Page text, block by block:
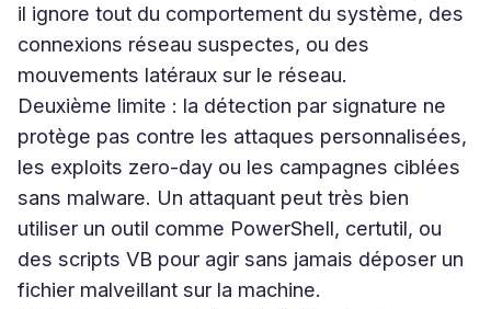
il ignore tout du comportement du système, des
connexions réseau suspectes, ou des
mouvements latéraux sur le réseau.
Deuxième limite : la détection par signature ne
protège pas contre les attaques personnalisées,
les exploits zero-day ou les campagnes ciblées
sans malware. Un attaquant peut très bien
utiliser un outil comme PowerShell, certutil, ou
des scripts VB pour agir sans jamais déposer un
fichier malveillant sur la machine.